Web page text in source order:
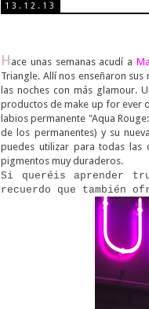
13.12.13
H ace unas semanas acudí a
Triangle. Allí nos enseñaron
las noches con más glamour.
productos de make up for ever
labios permanente "Aqua
de los permanentes) y su
puedes utilizar para todas las
pigmentos muy duraderos.
Si queréis aprender
recuerdo que también